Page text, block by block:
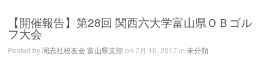
【開催報告】第28回 関西六大学富山県ＯＢゴル
フ大会
Posted by 同志社校友会 富山県支部on 7月 10, 2017 in未分類